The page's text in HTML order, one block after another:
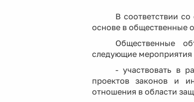
В соответствии
основе в общественные
Общественные
следующие мероприятия
- участвовать в
проектов законов и
отношения в области